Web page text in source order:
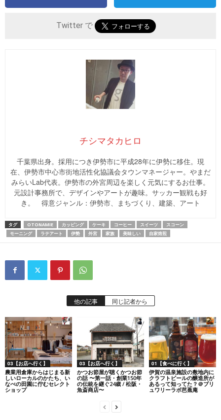
Twitter で
チシマタカヒロ
千葉県出身。採用につき伊勢市に平成28年に伊勢に移住。現
在、伊勢市中心市街地活性化協議会タウンマネージャー。やまだ
みらいLab代表。伊勢市の外宮周辺を楽しく元気にするお仕事。
元設計事務所で、デザインやアートが趣味。サッカー観戦も好
き。 得意ジャンル：伊勢市、まちづくり、建築、アート
タグ OTONAMIE カッピング ケーキ コーヒー スイーツ
スコーン
モーニング
ラテアート 伊勢 外宮 家族 美味しい 自家焙煎
他の記事 同じ記者から
03【お店へ行く】
農業用倉庫からはじまる新
しいローカルのかたち、い
なべの田園に佇むセレクト
ショップ
03【お店へ行く】
かつお節屋が聴くかつお節
の話 〜第一話・創業150年
の伝統を継ぐ24歳 / 松阪・
魚斎商店〜
01【食べに行く】
伊賀の温泉施設の敷地内に
クラフトビールの醸造所が
あるって知ってた？＠ブリ
ュワリーラボ芭蕉庵